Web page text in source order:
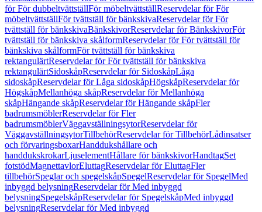
för För dubbeltvättställFör möbeltvättställReservdelar för För
möbeltvättställFör tvättställ för bänkskivaReservdelar för För
tvättställ för bänkskivaBänkskivorReservdelar för BänkskivorFör
tvättställ för bänkskiva skålformReservdelar för För tvättställ för
bänkskiva skålformFör tvättställ för bänkskiva
rektangulärtReservdelar för För tvättställ för bänkskiva
rektangulärtSidoskåpReservdelar för SidoskåpLåga
sidoskåpReservdelar för Låga sidoskåpHögskåpReservdelar för
HögskåpMellanhöga skåpReservdelar för Mellanhöga
skåpHängande skåpReservdelar för Hängande skåpFler
badrumsmöblerReservdelar för Fler
badrumsmöblerVäggavställningsytorReservdelar för
VäggavställningsytorTillbehörReservdelar för TillbehörLådinsatser
och förvaringsboxarHanddukshållare och
handdukskrokarLjuselementHållare för bänkskivorHandtagSet
fotstödMagnettavlorEluttagReservdelar för EluttagFler
tillbehörSpeglar och spegelskåpSpegelReservdelar för SpegelMed
inbyggd belysningReservdelar för Med inbyggd
belysningSpegelskåpReservdelar för SpegelskåpMed inbyggd
belysningReservdelar för Med inbyggd